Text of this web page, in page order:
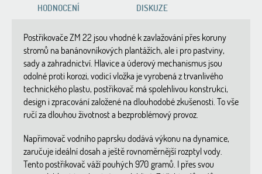
HODNOCENÍ
DISKUZE
Postřikovače ZM 22 jsou vhodné k zavlažování přes koruny
stromů na banánovníkových plantážích, ale i pro pastviny,
sady a zahradnictví. Hlavice a úderový mechanismus jsou
odolné proti korozi, vodicí vložka je vyrobená z trvanlivého
technického plastu, postřikovač má spolehlivou konstrukci,
design i zpracování založené na dlouhodobé zkušenosti. To vše
ručí za dlouhou životnost a bezproblémový provoz.
Napřimovač vodního paprsku dodává výkonu na dynamice,
zaručuje ideální dosah a ještě rovnoměrnější rozptyl vody.
Tento postřikovač váží pouhých 970 gramů. I přes svou